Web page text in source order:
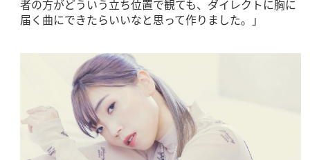
者の方がどういう立ち位置で観ても、ダイレクトに胸に
届く曲にできたらいいなと思って作りました。」